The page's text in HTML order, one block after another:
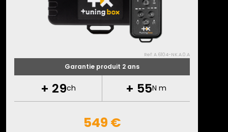
Ref: A.6104-NK.A.0.A
Garantie produit 2 ans
+ 29ch + 55N m
549 €